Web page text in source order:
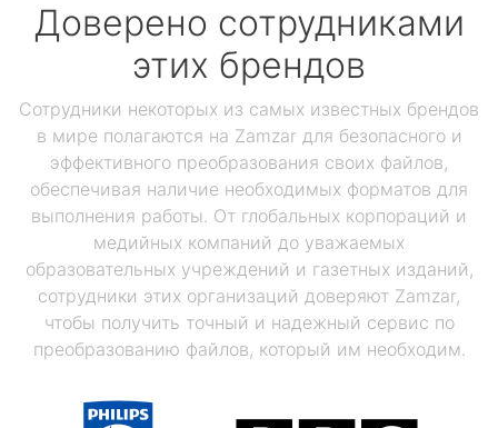
Доверено сотрудниками
этих брендов
Сотрудники некоторых из самых известных брендов
в мире полагаются на Zamzar для безопасного и
эффективного преобразования своих файлов,
обеспечивая наличие необходимых форматов для
выполнения работы. От глобальных корпораций и
медийных компаний до уважаемых
образовательных учреждений и газетных изданий,
сотрудники этих организаций доверяют Zamzar,
чтобы получить точный и надежный сервис по
преобразованию файлов, который им необходим.